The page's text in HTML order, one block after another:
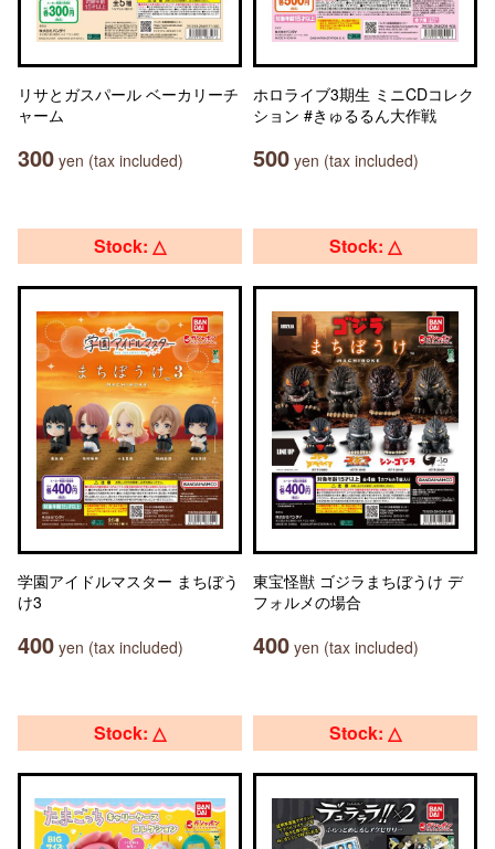
リサとガスパール ベーカリーチ
ャーム
300 yen (tax included)
ホロライブ3期生 ミニCDコレク
ション #きゅるるん大作戦
500 yen (tax included)
Stock: △
学園アイドルマスター まちぼう
け3
400 yen (tax included)
Stock: △
東宝怪獣 ゴジラまちぼうけ デ
フォルメの場合
400 yen (tax included)
Stock: △ Stock: △